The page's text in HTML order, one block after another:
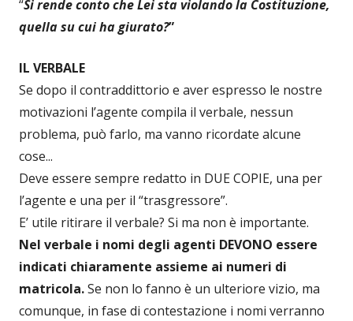
“Si rende conto che Lei sta violando la Costituzione,
quella su cui ha giurato?”
IL VERBALE
Se dopo il contraddittorio e aver espresso le nostre
motivazioni l’agente compila il verbale, nessun
problema, può farlo, ma vanno ricordate alcune
cose...
Deve essere sempre redatto in DUE COPIE, una per
l’agente e una per il “trasgressore”.
E’ utile ritirare il verbale? Si ma non è importante.
Nel verbale i nomi degli agenti DEVONO essere
indicati chiaramente assieme ai numeri di
matricola.Se non lo fanno è un ulteriore vizio, ma
comunque, in fase di contestazione i nomi verranno